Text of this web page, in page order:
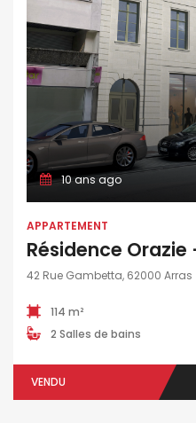
10 ans ago
APPARTEMENT
Résidence Orazie
42 Rue Gambetta, 62000 Arras
114 m²
2 Salles de bains
VENDU